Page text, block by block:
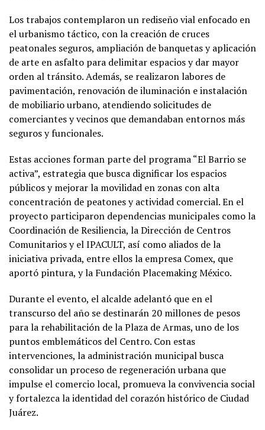
Los trabajos contemplaron un rediseño vial enfocado en
el urbanismo táctico, con la creación de cruces
peatonales seguros, ampliación de banquetas y aplicación
de arte en asfalto para delimitar espacios y dar mayor
orden al tránsito. Además, se realizaron labores de
pavimentación, renovación de iluminación e instalación
de mobiliario urbano, atendiendo solicitudes de
comerciantes y vecinos que demandaban entornos más
seguros y funcionales.
Estas acciones forman parte del programa “El Barrio se
activa”, estrategia que busca dignificar los espacios
públicos y mejorar la movilidad en zonas con alta
concentración de peatones y actividad comercial. En el
proyecto participaron dependencias municipales como la
Coordinación de Resiliencia, la Dirección de Centros
Comunitarios y el IPACULT, así como aliados de la
iniciativa privada, entre ellos la empresa Comex, que
aportó pintura, y la Fundación Placemaking México.
Durante el evento, el alcalde adelantó que en el
transcurso del año se destinarán 20 millones de pesos
para la rehabilitación de la Plaza de Armas, uno de los
puntos emblemáticos del Centro. Con estas
intervenciones, la administración municipal busca
consolidar un proceso de regeneración urbana que
impulse el comercio local, promueva la convivencia social
y fortalezca la identidad del corazón histórico de Ciudad
Juárez.